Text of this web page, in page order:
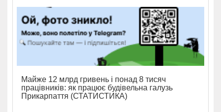
Майже 12 млрд гривень і понад 8 тисяч
працівників: як працює будівельна галузь
Прикарпаття (СТАТИСТИКА)